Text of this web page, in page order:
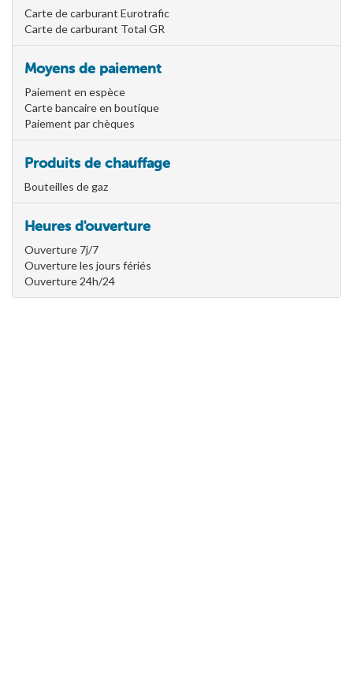
Carte de carburant Eurotrafic
Carte de carburant Total GR
Moyens de paiement
Paiement en espèce
Carte bancaire en boutique
Paiement par chèques
Produits de chauffage
Bouteilles de gaz
Heures d'ouverture
Ouverture 7j/7
Ouverture les jours fériés
Ouverture 24h/24